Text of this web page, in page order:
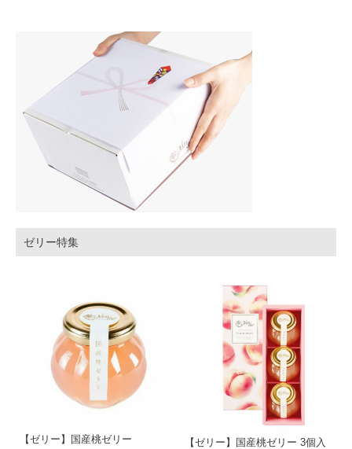
ゼリー特集
【ゼリー】国産桃ゼリー 【ゼリー】国産桃ゼリー 3個入